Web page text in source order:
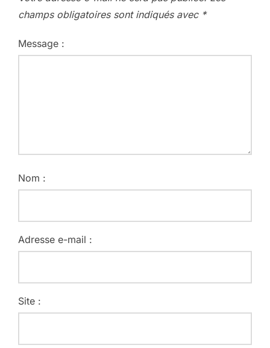
champs obligatoires sont indiqués avec *
Message :
Nom :
Adresse e-mail :
Site :